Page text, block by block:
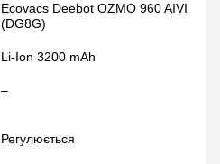
Ecovacs Deebot OZMO 960 AIVI
(DG8G)
Li-Ion 3200 mAh
–
Регулюється